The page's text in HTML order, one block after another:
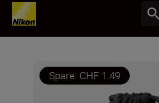
Spare: CHF 1.49